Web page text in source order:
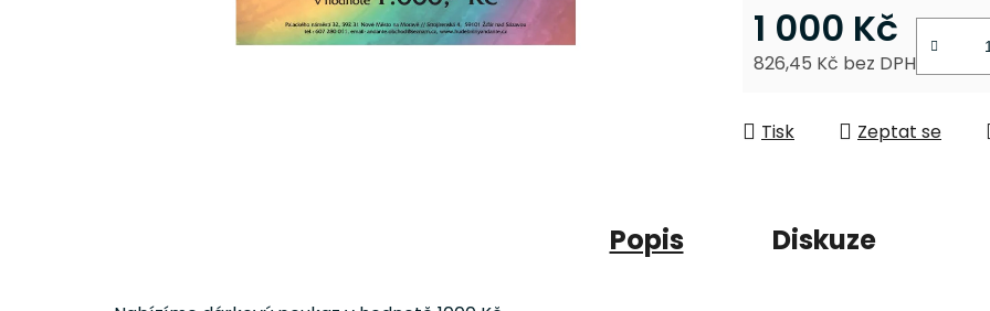
hvězdiček.
1 000 Kč
826,45 Kč bez DPH
Tisk
Zeptat se
Popis Diskuze